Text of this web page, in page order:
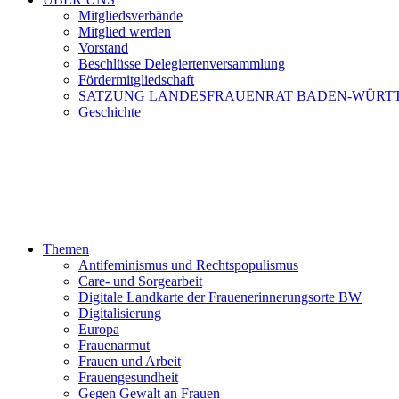
Mitgliedsverbände
Mitglied werden
Vorstand
Beschlüsse Delegiertenversammlung
Fördermitgliedschaft
SATZUNG LANDESFRAUENRAT BADEN-
Geschichte
Themen
Antifeminismus und Rechtspopulismus
Care- und Sorgearbeit
Digitale Landkarte der Frauenerinnerungsorte BW
Digitalisierung
Europa
Frauenarmut
Frauen und Arbeit
Frauengesundheit
Gegen Gewalt an Frauen